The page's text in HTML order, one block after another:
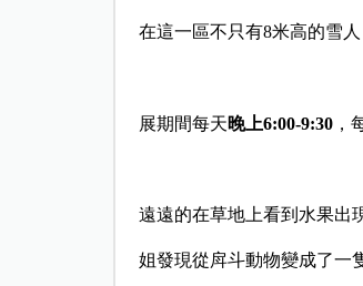
在這一區不只有8米高的雪人
展期間每天晚上6:00-9:30，
遠遠的在草地上看到水果出
姐發現從戽斗動物變成了一